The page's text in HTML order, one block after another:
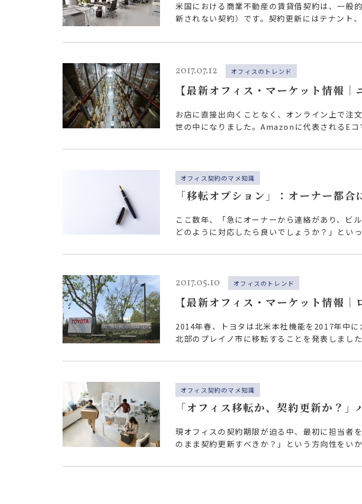
米国における商業不動産の賃貸借契約は、一般
新されない契約）です。契約更新にはテナント
2017.07.12 オフィスのトレンド
【最新オフィス・マーケット情報
お店に直接出向くことなく、オンライン上で注
世の中になりました。Amazonに代表されるE
オフィス契約のマメ知識
「移転オプション」：オーナー都合
ここ数年、「急にオーナーから連絡があり、ビ
どのように対応したら良いでしょうか？」とい
2017.05.10 オフィスのトレンド
【最新オフィス・マーケット情報
2014年春、トヨタは北米本社機能を2017年中
北部のプレイノ市に移転することを発表しまし
オフィス契約のマメ知識
「オフィス移転か、契約更新か？
現オフィスの契約期限が迫る中、最初に担当者
のまま契約更新すべきか？」という方向性をい